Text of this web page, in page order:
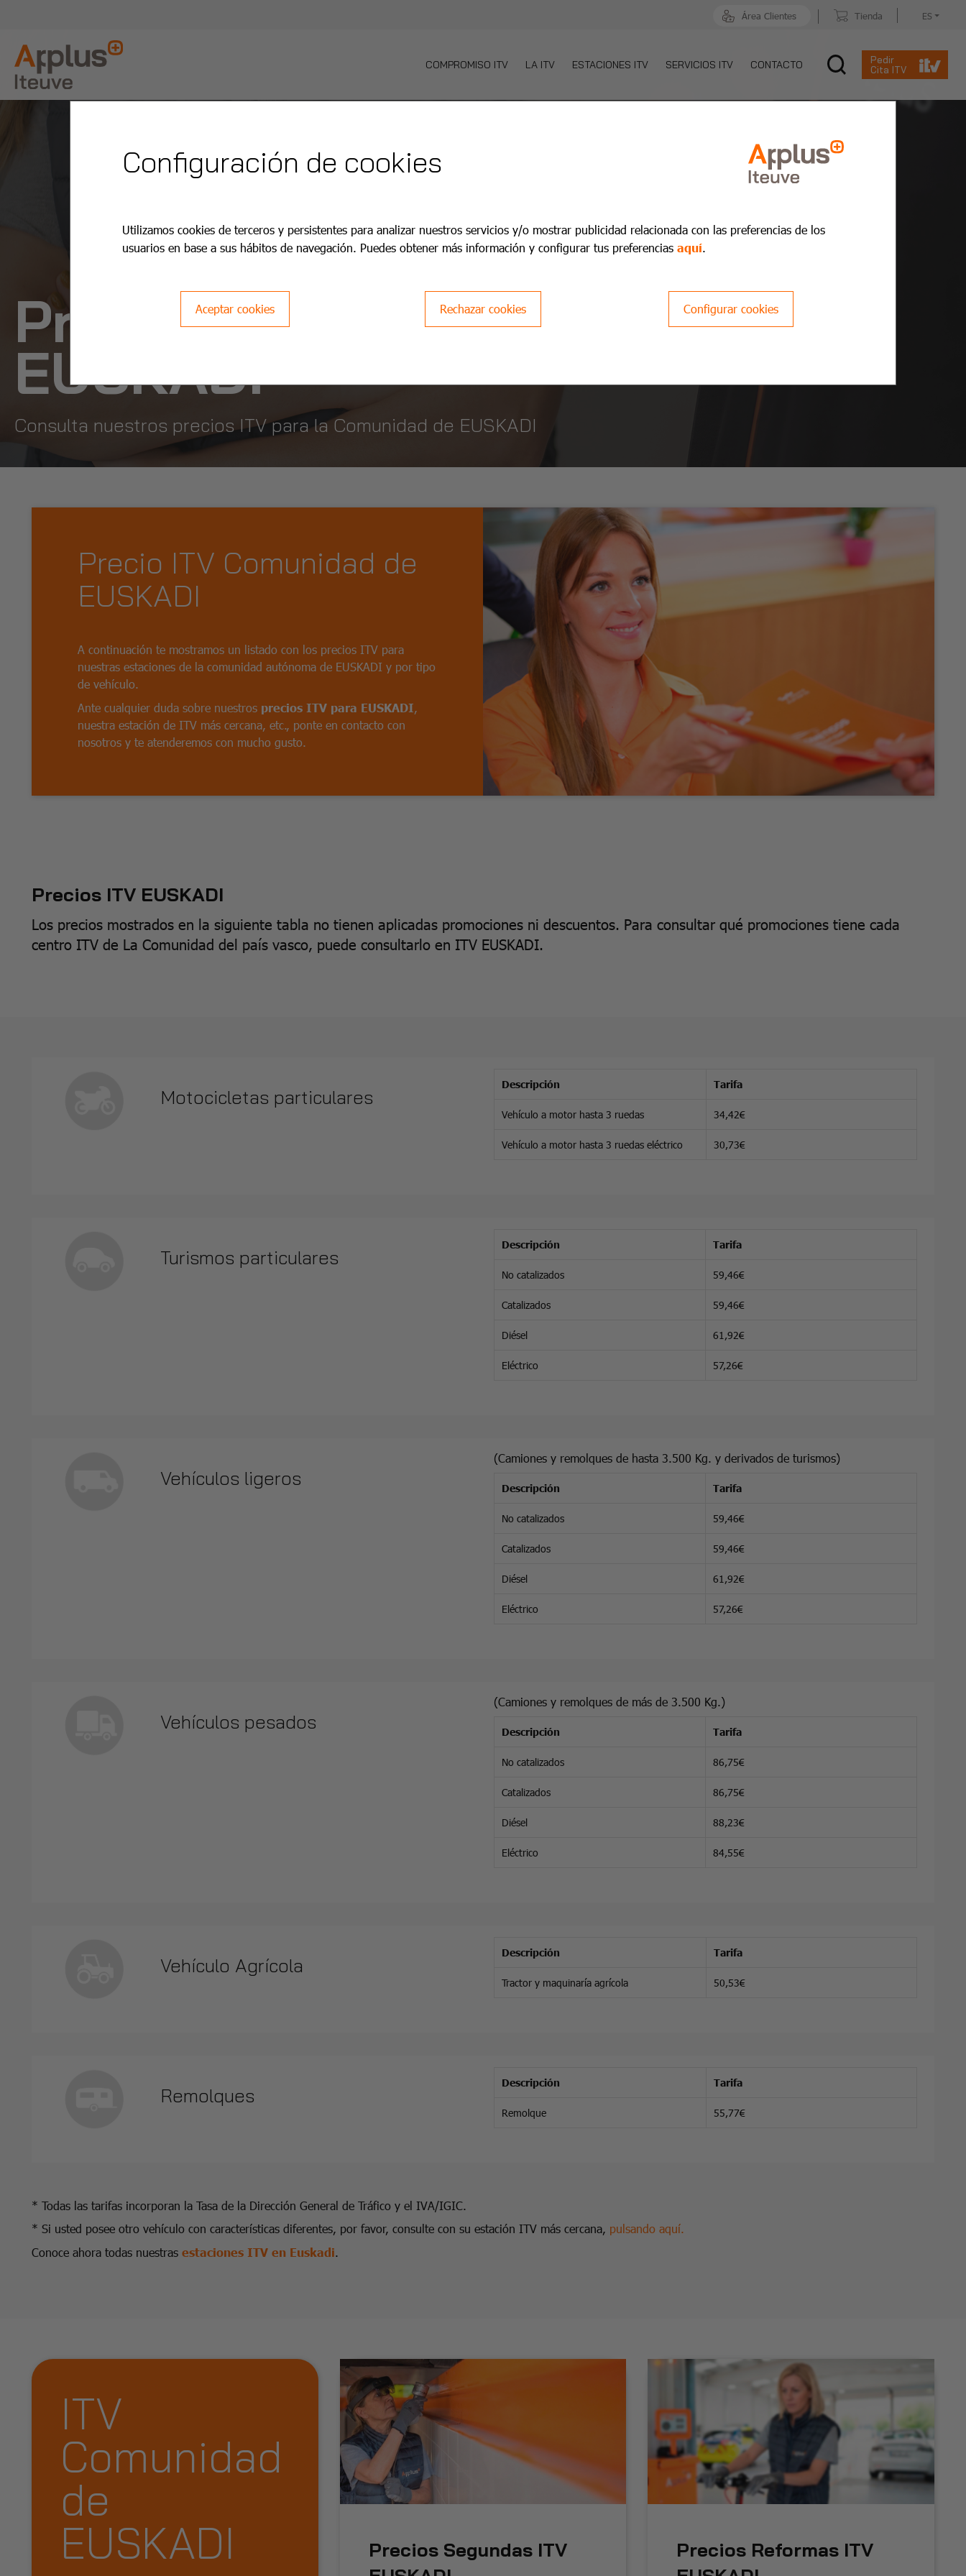
Área Clientes Tienda ES
COMPROMISO ITV LA ITV ESTACIONES ITV SERVICIOS ITV CONTACTO
Pedir
Cita ITV
Precios ITV
EUSKADI
Consulta nuestros precios ITV para la Comunidad de EUSKADI
Precio ITV Comunidad de
EUSKADI
A continuación te mostramos un listado con los precios ITV para
nuestras estaciones de la comunidad autónoma de EUSKADI y por tipo
de vehículo.
Ante cualquier duda sobre nuestros precios ITV para EUSKADI,
nuestra estación de ITV más cercana, etc., ponte en contacto con
nosotros y te atenderemos con mucho gusto.
Precios ITV EUSKADI
Los precios mostrados en la siguiente tabla no tienen aplicadas promociones ni descuentos. Para consultar qué promociones tiene cada
centro ITV de La Comunidad del país vasco, puede consultarlo en ITV EUSKADI.
Motocicletas particulares
Descripción Tarifa
Vehículo a motor hasta 3 ruedas 34,42€
Vehículo a motor hasta 3 ruedas eléctrico 30,73€
Turismos particulares
Descripción Tarifa
No catalizados 59,46€
Catalizados 59,46€
Diésel 61,92€
Eléctrico 57,26€
Vehículos ligeros
(Camiones y remolques de hasta 3.500 Kg. y derivados de turismos)
Descripción Tarifa
No catalizados 59,46€
Catalizados 59,46€
Diésel 61,92€
Eléctrico 57,26€
Vehículos pesados
(Camiones y remolques de más de 3.500 Kg.)
Descripción Tarifa
No catalizados 86,75€
Catalizados 86,75€
Diésel 88,23€
Eléctrico 84,55€
Vehículo Agrícola
Descripción Tarifa
Tractor y maquinaría agrícola 50,53€
Remolques
Descripción Tarifa
Remolque 55,77€
* Todas las tarifas incorporan la Tasa de la Dirección General de Tráfico y el IVA/IGIC.
* Si usted posee otro vehículo con características diferentes, por favor, consulte con su estación ITV más cercana, pulsando aquí.
Conoce ahora todas nuestras estaciones ITV en Euskadi.
ITV
Comunidad
de
EUSKADI
Precios Segundas ITV
Precios Reformas ITV
Configuración de cookies
Utilizamos cookies de terceros y persistentes para analizar nuestros servicios y/o mostrar publicidad relacionada con las preferencias de los
usuarios en base a sus hábitos de navegación. Puedes obtener más información y configurar tus preferencias aquí.
Aceptar cookies Rechazar cookies Configurar cookies